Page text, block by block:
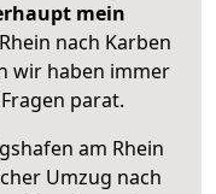
mein
nach Karben
wir haben immer
parat.
am Rhein
Umzug nach